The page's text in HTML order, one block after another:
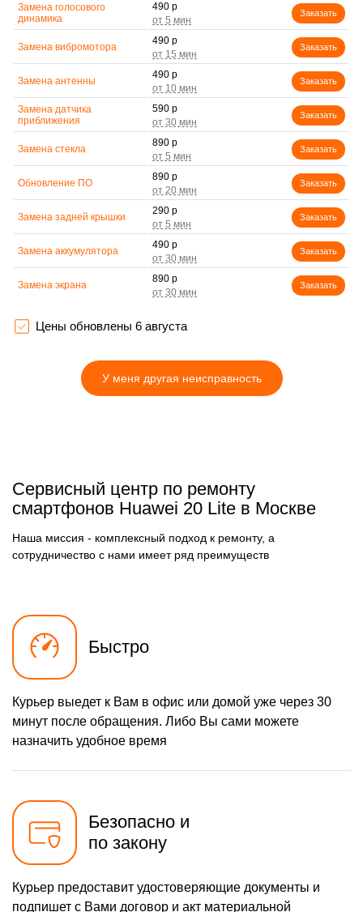
Замена голосового
динамика
490 р
Заказать
Замена вибромотора
490 р
Заказать
Замена антенны
490 р
Заказать
Замена датчика
приближения
590 р
Заказать
Замена стекла
890 р
Заказать
Обновление ПО
890 р
Заказать
Замена задней крышки
290 р
Заказать
Замена аккумулятора
490 р
Заказать
Замена экрана
890 р
Заказать
Замена микрофона
Замена микросхемы
690 р
Замена элемента
690 р
Замена разъёма
490 р
Замена разъема зарядки
(питания)
490 р
Сбор/Разбор
Замена разъема SIM
динамика
Замена передней камеры
490 р
Цены обновлены 6 августа
У меня другая неисправность
Сервисный центр по ремонту
смартфонов Huawei 20 Lite в Москве
Наша миссия - комплексный подход к ремонту, а
сотрудничество с нами имеет ряд преимуществ
Быстро
Курьер выедет к Вам в офис или домой уже через 30
минут после обращения. Либо Вы сами можете
назначить удобное время
Безопасно и
по закону
Курьер предоставит удостоверяющие документы и
подпишет с Вами договор и акт материальной